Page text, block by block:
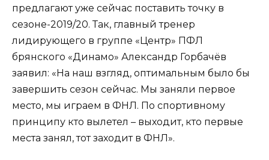
предлагают уже сейчас поставить точку в
сезоне-2019/20. Так, главный тренер
лидирующего в группе «Центр» ПФЛ
брянского «Динамо» Александр Горбачёв
заявил: «На наш взгляд, оптимальным было бы
завершить сезон сейчас. Мы заняли первое
место, мы играем в ФНЛ. По спортивному
принципу кто вылетел – выходит, кто первые
места занял, тот заходит в ФНЛ».